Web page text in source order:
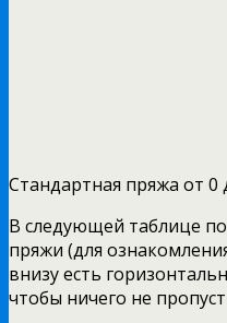
Стандартная пряжа от 0
В следующей таблице
пряжи (для
внизу есть
чтобы ничего не